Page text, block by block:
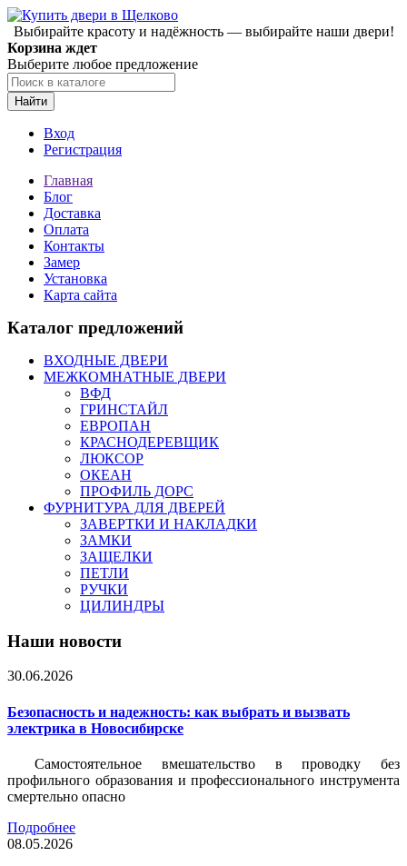
Выбирайте красоту и надёжность — выбирайте наши двери!
Корзина ждет
Выберите любое предложение
Найти
Вход
Регистрация
Главная
Блог
Доставка
Оплата
Контакты
Замер
Установка
Карта сайта
Каталог предложений
ВХОДНЫЕ ДВЕРИ
МЕЖКОМНАТНЫЕ ДВЕРИ
ВФД
ГРИНСТАЙЛ
ЕВРОПАН
КРАСНОДЕРЕВЩИК
ЛЮКСОР
ОКЕАН
ПРОФИЛЬ ДОРС
ФУРНИТУРА ДЛЯ ДВЕРЕЙ
ЗАВЕРТКИ И НАКЛАДКИ
ЗАМКИ
ЗАЩЕЛКИ
ПЕТЛИ
РУЧКИ
ЦИЛИНДРЫ
Наши новости
30.06.2026
Безопасность и надежность: как выбрать и вызвать
электрика в Новосибирске
Самостоятельное вмешательство в проводку без
профильного образования и профессионального инструмента
смертельно опасно
Подробнее
08.05.2026